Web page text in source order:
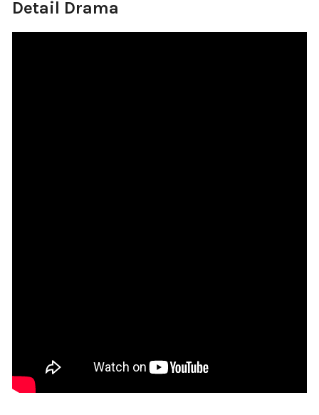
Detail Drama